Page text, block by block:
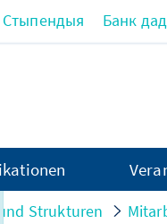
Стыпендыя Банк
Strukturen